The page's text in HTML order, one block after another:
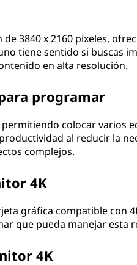
3840 x 2160 píxeles,
tiene sentido si buscas
en alta resolución.
programar
colocar varios
al reducir la
complejos.
4K
gráfica compatible con
que pueda manejar esta
4K